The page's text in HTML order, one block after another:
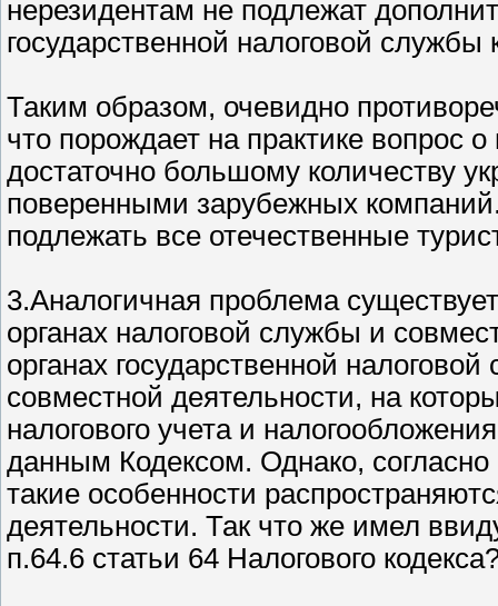
нерезидентам не подлежат
государственной налоговой службы
Таким образом, очевидно
что порождает на практике вопрос
достаточно большому количеству
поверенными зарубежных
подлежать все отечественные
3.Аналогичная проблема
органах налоговой службы и
органах государственной
совместной деятельности, на
налогового учета и
данным Кодексом. Однако, согласно
такие особенности
деятельности. Так что же имел
п.64.6 статьи 64 Налогового